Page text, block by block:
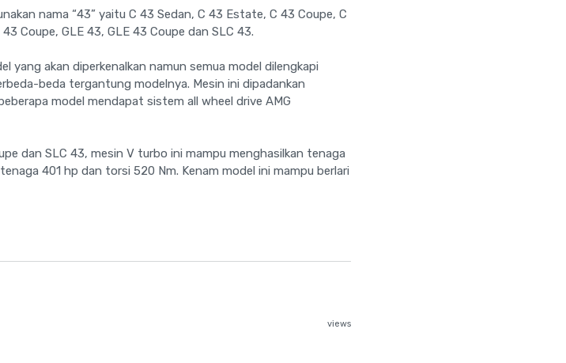
nama “43” yaitu C 43 Sedan, C 43 Estate, C 43 Coupe, C
Coupe, GLE 43, GLE 43 Coupe dan SLC 43.
yang akan diperkenalkan namun semua model dilengkapi
beda tergantung modelnya. Mesin ini dipadankan
model mendapat sistem all wheel drive AMG
dan SLC 43, mesin V turbo ini mampu menghasilkan tenaga
401 hp dan torsi 520 Nm. Kenam model ini mampu berlari
views